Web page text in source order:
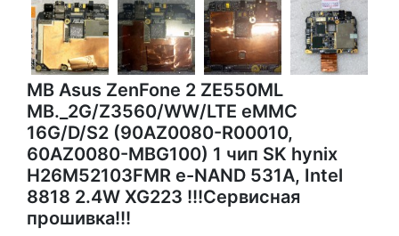
MB Asus ZenFone 2 ZE550ML
MB._2G/Z3560/WW/LTE eMMC
16G/D/S2 (90AZ0080-R00010,
60AZ0080-MBG100) 1 чип SK hynix
H26M52103FMR e-NAND 531A, Intel
8818 2.4W XG223 !!!Сервисная
прошивка!!!